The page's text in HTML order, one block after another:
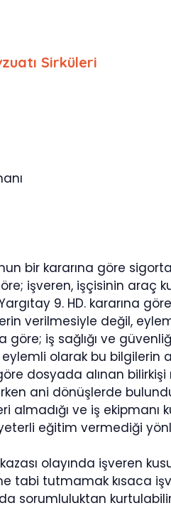
Sirküleri
bir kararına göre
işveren, işçisinin araç
9. HD. kararına
verilmesiyle değil,
göre; iş sağlığı ve
olarak bu bilgilerin
dosyada alınan
ani dönüşlerde
ve iş ekipmanı
eğitim vermediği
kazası olayında
tabi tutmamak kısaca
sorumluluktan